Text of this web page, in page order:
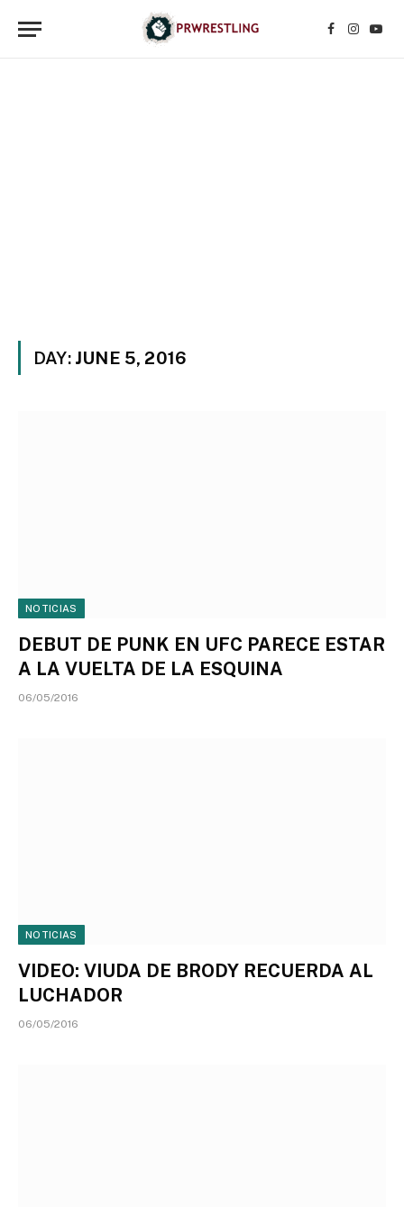
Facebook
DAY: JUNE 5, 2016
NOTICIAS
DEBUT DE PUNK EN UFC PARECE ESTAR
A LA VUELTA DE LA ESQUINA
06/05/2016
NOTICIAS
VIDEO: VIUDA DE BRODY RECUERDA AL
LUCHADOR
06/05/2016